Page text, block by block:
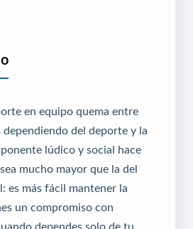
en equipo quema entre
dependiendo del deporte y la
lúdico y social hace
mucho mayor que la del
es más fácil mantener la
un compromiso con
dependes solo de tu